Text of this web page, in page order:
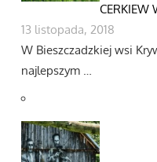
CERKIEW
13 listopada, 2018
W Bieszczadzkiej wsi
najlepszym …